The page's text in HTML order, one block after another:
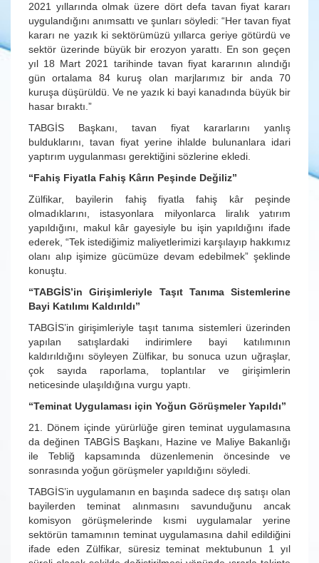
2021 yıllarında olmak üzere dört defa tavan fiyat kararı
uygulandığını anımsattı ve şunları söyledi: “Her tavan fiyat
kararı ne yazık ki sektörümüzü yıllarca geriye götürdü ve
sektör üzerinde büyük bir erozyon yarattı. En son geçen
yıl 18 Mart 2021 tarihinde tavan fiyat kararının alındığı
gün ortalama 84 kuruş olan marjlarımız bir anda 70
kuruşa düşürüldü. Ve ne yazık ki bayi kanadında büyük bir
hasar bıraktı.”
TABGİS Başkanı, tavan fiyat kararlarını yanlış
bulduklarını, tavan fiyat yerine ihlalde bulunanlara idari
yaptırım uygulanması gerektiğini sözlerine ekledi.
“Fahiş Fiyatla Fahiş Kârın Peşinde Değiliz”
Zülfikar, bayilerin fahiş fiyatla fahiş kâr peşinde
olmadıklarını, istasyonlara milyonlarca liralık yatırım
yapıldığını, makul kâr gayesiyle bu işin yapıldığını ifade
ederek, “Tek istediğimiz maliyetlerimizi karşılayıp hakkımız
olanı alıp işimize gücümüze devam edebilmek” şeklinde
konuştu.
“TABGİS’in Girişimleriyle Taşıt Tanıma Sistemlerine
Bayi Katılımı Kaldırıldı”
TABGİS’in girişimleriyle taşıt tanıma sistemleri üzerinden
yapılan satışlardaki indirimlere bayi katılımının
kaldırıldığını söyleyen Zülfikar, bu sonuca uzun uğraşlar,
çok sayıda raporlama, toplantılar ve girişimlerin
neticesinde ulaşıldığına vurgu yaptı.
“Teminat Uygulaması için Yoğun Görüşmeler Yapıldı”
21. Dönem içinde yürürlüğe giren teminat uygulamasına
da değinen TABGİS Başkanı, Hazine ve Maliye Bakanlığı
ile Tebliğ kapsamında düzenlemenin öncesinde ve
sonrasında yoğun görüşmeler yapıldığını söyledi.
TABGİS’in uygulamanın en başında sadece dış satışı olan
bayilerden teminat alınmasını savunduğunu ancak
komisyon görüşmelerinde kısmi uygulamalar yerine
sektörün tamamının teminat uygulamasına dahil edildiğini
ifade eden Zülfikar, süresiz teminat mektubunun 1 yıl